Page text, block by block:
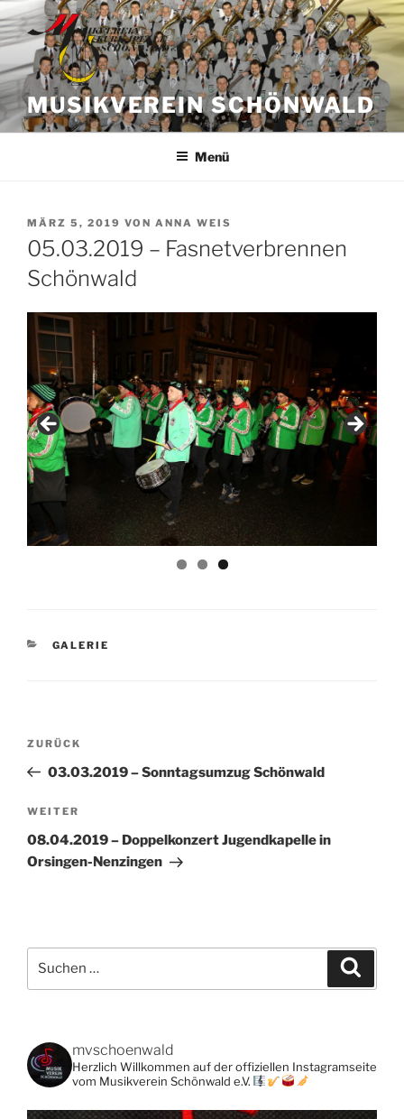
Zum
Inhalt
springen
MUSIKVEREIN SCHÖNWALD
Menü
VERÖFFENTLICHT
AM
MÄRZ 5, 2019 VON ANNA WEIS
05.03.2019 – Fasnetverbrennen
Schönwald
KATEGORIEN
GALERIE
Beitragsnavigation
Vorheriger
Beitrag
ZURÜCK
03.03.2019 – Sonntagsumzug Schönwald
Nächster
Beitrag
WEITER
08.04.2019 – Doppelkonzert Jugendkapelle in
Orsingen-Nenzingen
nach:
mvschoenwald
Herzlich Willkommen auf der offiziellen Instagramseite
vom Musikverein Schönwald e.V.